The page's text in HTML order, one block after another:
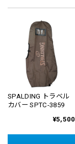
SPALDING トラベル
カバー SPTC-3859
¥5,500